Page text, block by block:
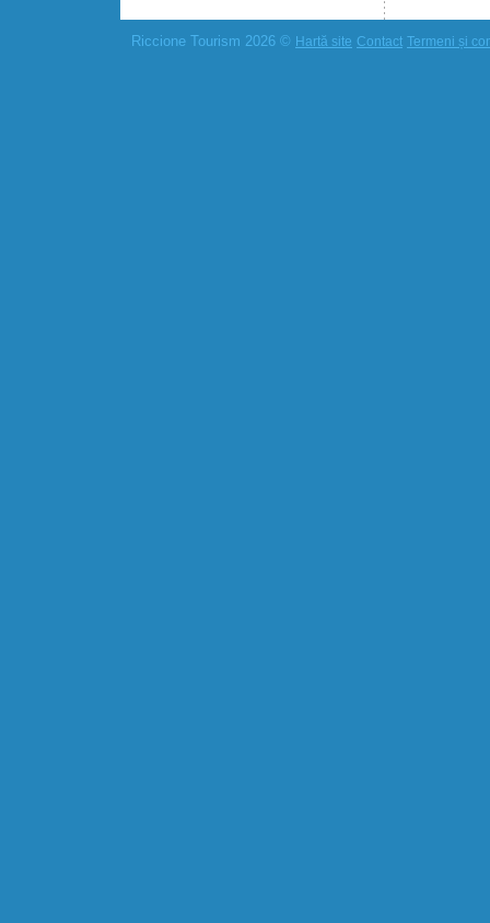
Riccione Tourism 2026 © Hartă site Contact Termeni și